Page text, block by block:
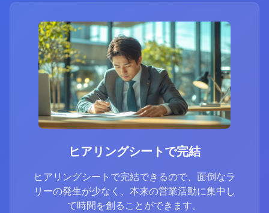
ヒアリングシートで完結
ヒアリングシートで完結できるので、面倒なラ
リーの発生が少なく、本来の営業活動に集中し
て時間を創ることができます。